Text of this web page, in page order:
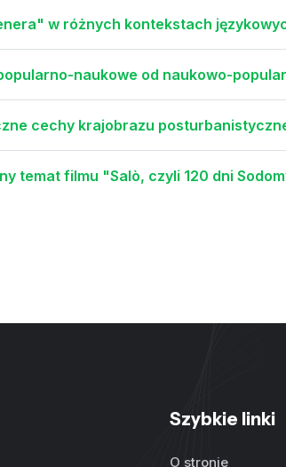
w różnych kontekstach
naukowe od naukowo-
cechy krajobrazu
temat filmu "Salò, czyli 120 dni
Szybkie linki
O stronie